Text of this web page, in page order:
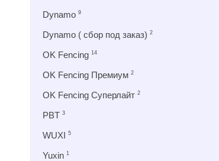
Dynamo 9
Dynamo ( сбор под заказ) 2
OK Fencing 14
OK Fencing Премиум 2
OK Fencing Суперлайт 2
PBT 3
WUXI 5
Yuxin 1